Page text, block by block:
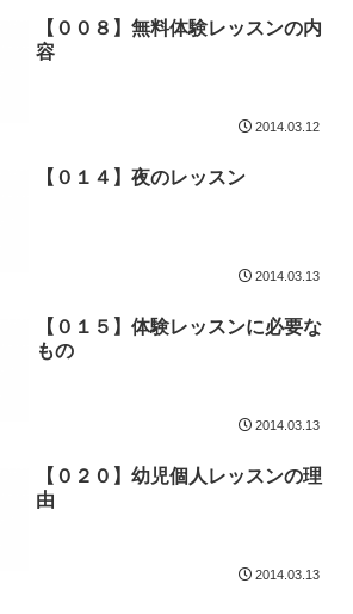
【００８】無料体験レッスンの内
容
2014.03.12
【０１４】夜のレッスン
2014.03.13
【０１５】体験レッスンに必要な
もの
2014.03.13
【０２０】幼児個人レッスンの理
由
2014.03.13